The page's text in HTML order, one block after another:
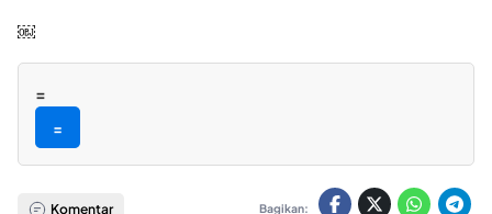
￼
=
=
Komentar Bagikan: